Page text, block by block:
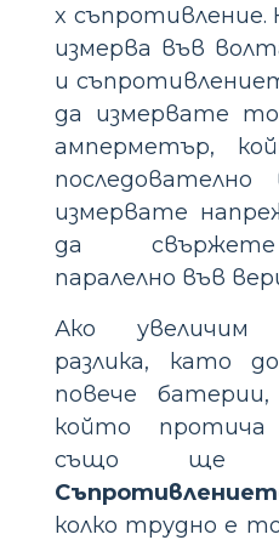
x
измерва във
и
да измервате
амперметър,
измервате
да
паралелно във
Ако увеличим
разлика, като
повече
който
също ще
колко трудно е